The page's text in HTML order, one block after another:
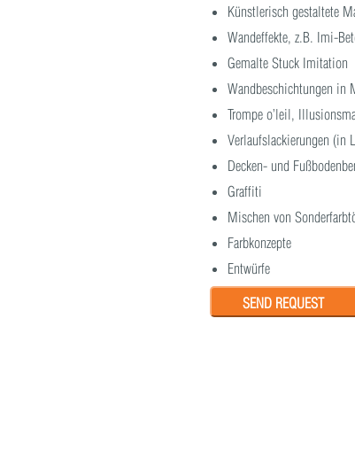
Künstlerisch gestaltete
Wandeffekte, z.B. Imi-
Gemalte Stuck Imitation
Wandbeschichtungen in
Trompe o’leil,
Verlaufslackierungen (in
Decken- und
Graffiti
Mischen von
Farbkonzepte
Entwürfe
SEND REQUEST